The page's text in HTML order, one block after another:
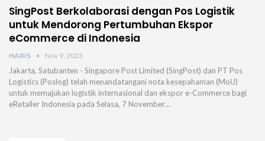
SingPost Berkolaborasi dengan Pos Logistik
untuk Mendorong Pertumbuhan Ekspor
eCommerce di Indonesia
HARIS Nov 9, 2023
Jakarta, Satubanten - Singapore Post Limited (SingPost) dan PT Pos
Logistics (Poslog) telah menandatangani nota kesepahaman (MoU)
untuk memajukan logistik internasional dan ekspor e-Commerce bagi
eRetailer Indonesia pada Selasa, 7 November…